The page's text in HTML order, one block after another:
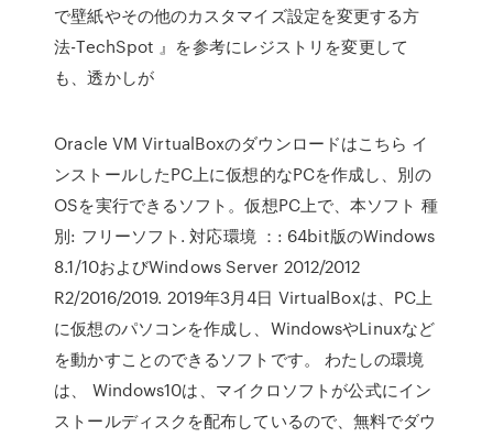
で壁紙やその他のカスタマイズ設定を変更する方
法-TechSpot 』を参考にレジストリを変更して
も、透かしが
Oracle VM VirtualBoxのダウンロードはこちら イ
ンストールしたPC上に仮想的なPCを作成し、別の
OSを実行できるソフト。仮想PC上で、本ソフト 種
別: フリーソフト. 対応環境 ：: 64bit版のWindows
8.1/10およびWindows Server 2012/2012
R2/2016/2019. 2019年3月4日 VirtualBoxは、PC上
に仮想のパソコンを作成し、WindowsやLinuxなど
を動かすことのできるソフトです。 わたしの環境
は、 Windows10は、マイクロソフトが公式にイン
ストールディスクを配布しているので、無料でダウ